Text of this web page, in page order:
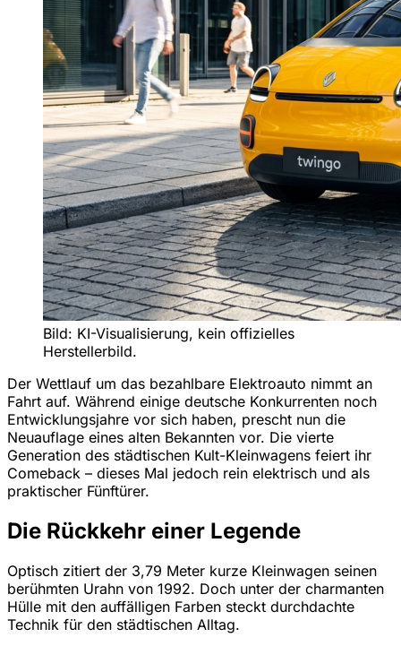
Bild: KI-Visualisierung, kein offizielles
Herstellerbild.
Der Wettlauf um das bezahlbare Elektroauto nimmt an
Fahrt auf. Während einige deutsche Konkurrenten noch
Entwicklungsjahre vor sich haben, prescht nun die
Neuauflage eines alten Bekannten vor. Die vierte
Generation des städtischen Kult-Kleinwagens feiert ihr
Comeback – dieses Mal jedoch rein elektrisch und als
praktischer Fünftürer.
Die Rückkehr einer Legende
Optisch zitiert der 3,79 Meter kurze Kleinwagen seinen
berühmten Urahn von 1992. Doch unter der charmanten
Hülle mit den auffälligen Farben steckt durchdachte
Technik für den städtischen Alltag.